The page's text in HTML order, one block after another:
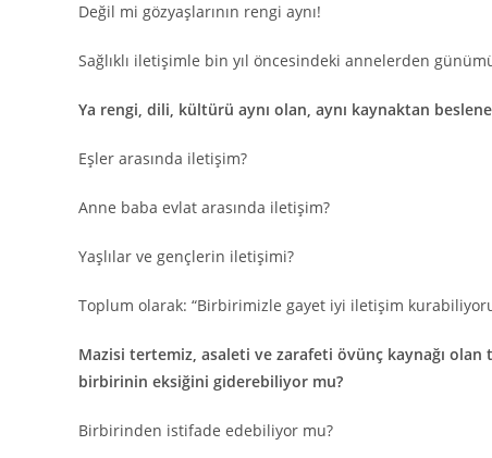
Değil mi gözyaşlarının rengi aynı!
Sağlıklı iletişimle bin yıl öncesindeki annelerden
Ya rengi, dili, kültürü aynı olan, aynı kaynaktan
Eşler arasında iletişim?
Anne baba evlat arasında iletişim?
Yaşlılar ve gençlerin iletişimi?
Toplum olarak: “Birbirimizle gayet iyi iletişim
Mazisi tertemiz, asaleti ve zarafeti övünç kaynağı olan
birbirinin eksiğini giderebiliyor mu?
Birbirinden istifade edebiliyor mu?